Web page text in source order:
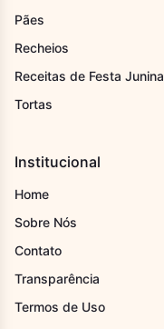
Pães
Recheios
Receitas de Festa Junina
Tortas
Institucional
Home
Sobre Nós
Contato
Transparência
Termos de Uso